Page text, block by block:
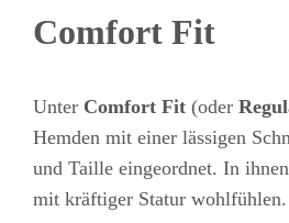
Comfort Fit
Unter Comfort Fit(oder
Hemden mit einer lässigen
und Taille eingeordnet. In
mit kräftiger Statur wohlfühlen.